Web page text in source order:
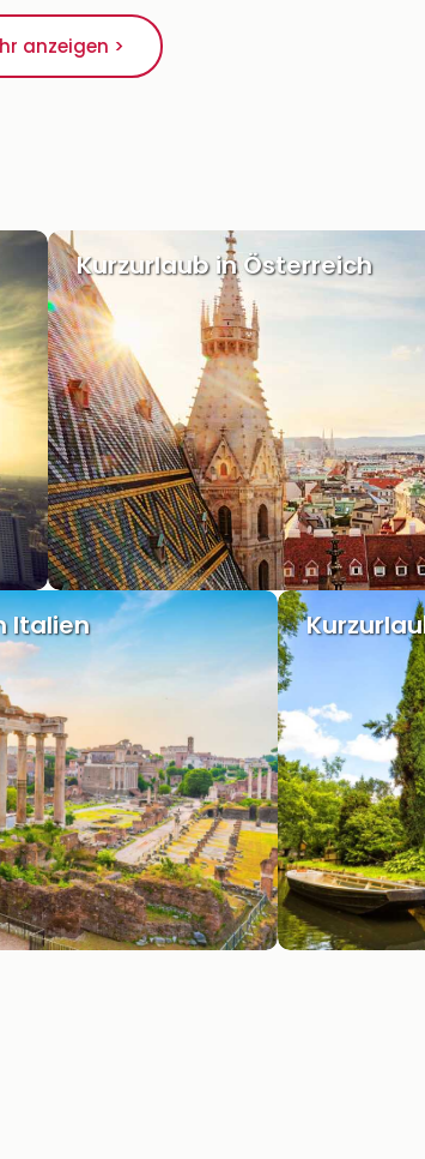
anzeigen >
Kurzurlaub in Österreich
Italien